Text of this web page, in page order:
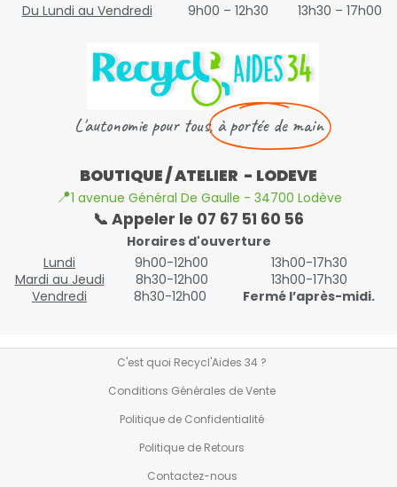
Du Lundi au Vendredi
9h00 – 12h30 13h30 – 17h00
L'autonomie pour tous,à portée de main
BOUTIQUE / ATELIER - LODEVE
📍1 avenue Général De Gaulle - 34700 Lodève
📞 Appeler le 07 67 51 60 56
Horaires d'ouverture
Lundi
9h00-12h00
13h00-17h30
Mardi au Jeudi
8h30-12h00
13h00-17h30
Vendredi
8h30-12h00 Fermé l’après-midi.
C'est quoi Recycl'Aides 34 ?
Conditions Générales de Vente
Politique de Confidentialité
Politique de Retours
Contactez-nous